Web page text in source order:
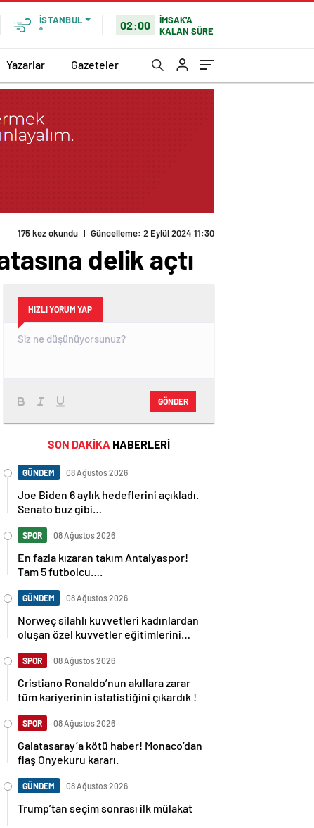
İSTANBUL
°
02:00
İMSAK'A
KALAN SÜRE
Yazarlar Gazeteler
175 kez okundu | Güncelleme: 2 Eylül 2024 11:30
delik açtı
HIZLI YORUM YAP
GÖNDER
SON DAKİKA HABERLERİ
GÜNDEM 08 Ağustos 2026
Joe Biden 6 aylık hedeflerini açıkladı.
Senato buz gibi…
SPOR 08 Ağustos 2026
En fazla kızaran takım Antalyaspor!
Tam 5 futbolcu….
GÜNDEM 08 Ağustos 2026
Norweç silahlı kuvvetleri kadınlardan
oluşan özel kuvvetler eğitimlerini
SPOR 08 Ağustos 2026
Cristiano Ronaldo’nun akıllara zarar
tüm kariyerinin istatistiğini çıkardık !
SPOR 08 Ağustos 2026
Galatasaray’a kötü haber! Monaco’dan
flaş Onyekuru kararı.
GÜNDEM 08 Ağustos 2026
Trump’tan seçim sonrası ilk mülakat